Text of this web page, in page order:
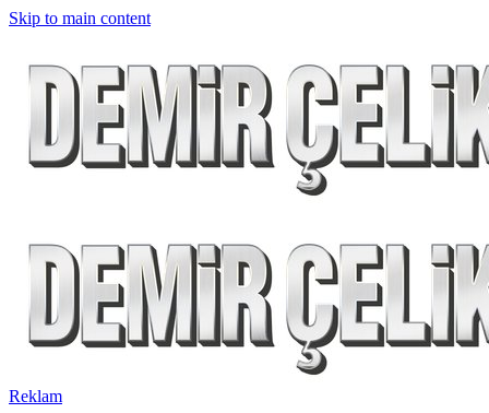
Skip to main content
Reklam